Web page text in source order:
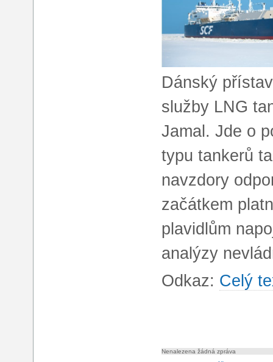
Dánský
služby LNG
Jamal. Jde o
typu tankerů
navzdory
začátkem
plavidlům
analýzy
Odkaz: Celý
Nenalezena žádná zpráva